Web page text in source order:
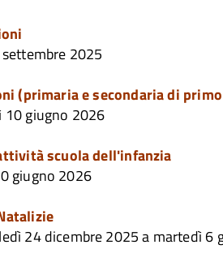
2025
(primaria e secondaria di
10 giugno 2026
scuola dell'infanzia
giugno 2026
24 dicembre 2025 a martedì 6